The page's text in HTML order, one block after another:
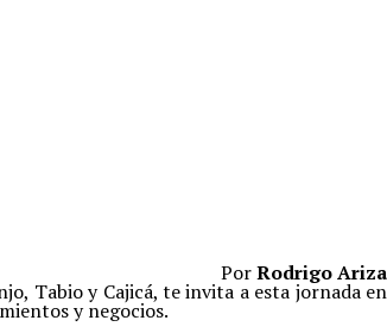
PorRodrigo Ariza
Tabio y Cajicá, te invita a esta jornada en
y negocios.